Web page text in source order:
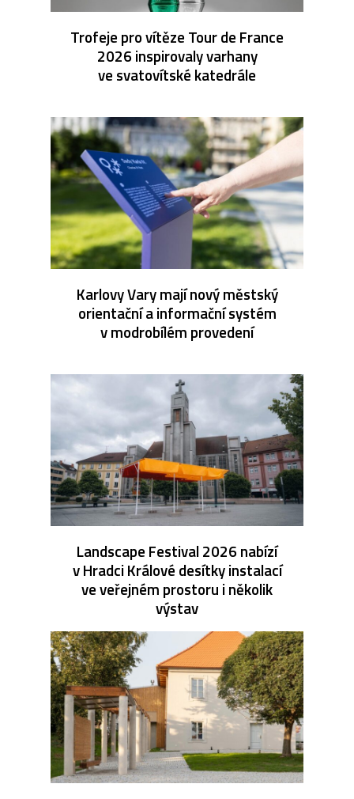
Trofeje pro vítěze Tour de France
2026 inspirovaly varhany
ve svatovítské katedrále
Karlovy Vary mají nový městský
orientační a informační systém
v modrobílém provedení
Landscape Festival 2026 nabízí
v Hradci Králové desítky instalací
ve veřejném prostoru i několik
výstav